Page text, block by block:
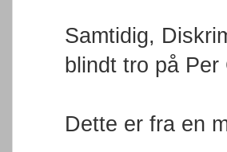
Samtidig,
blindt tro på
Dette er fra en